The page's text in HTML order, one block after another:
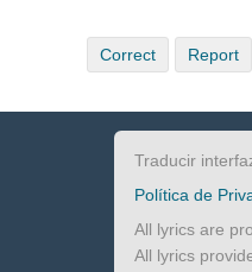
Correct Report
Traducir
Política de
All lyrics are
All lyrics